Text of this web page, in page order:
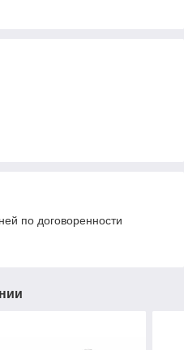
по договоренности